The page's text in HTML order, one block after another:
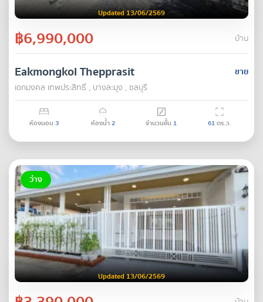
Updated 13/06/2569
฿6,990,000 บ้าน
ขาย
Eakmongkol Thepprasit
เอกมงคล เทพประสิทธิ์ , บางละมุง , ชลบุรี
ห้องนอน 3 ห้องน้ำ2 จำนวนชั้น 1 61ตร.ว.
ว่าง
Updated 13/06/2569